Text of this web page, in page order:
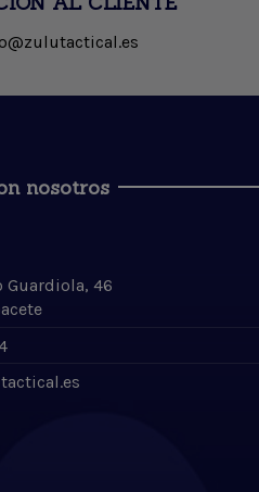
nosotros
Guardiola, 46